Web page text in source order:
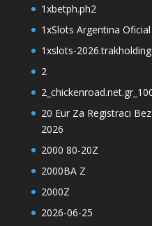
1xbetph.ph2
1xSlots Argentina
1xslots-
2
20 Eur Za Registraci
2026
2000 80-20Z
2000BA Z
2000Z
2026-06-25